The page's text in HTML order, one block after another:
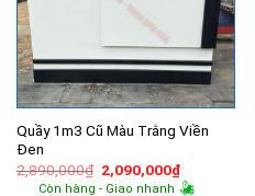
Quầy 1m3 Cũ Màu Trắng Viền
Đen
2,890,000₫ Giá
gốc
2,090,000₫Giá
hiện
Còn hàng - Giao nhanh